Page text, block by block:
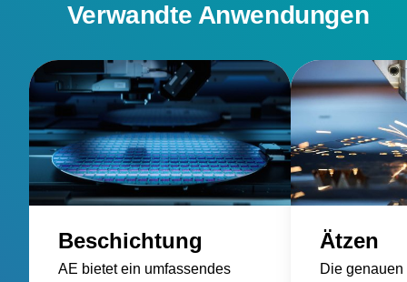
Verwandte Anwendungen
Beschichtung
AE bietet ein umfassendes
Ätzen
Die